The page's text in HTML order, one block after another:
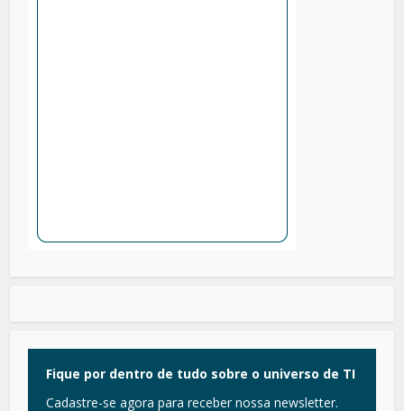
Fique por dentro de tudo sobre o universo de TI
Cadastre-se agora para receber nossa newsletter.